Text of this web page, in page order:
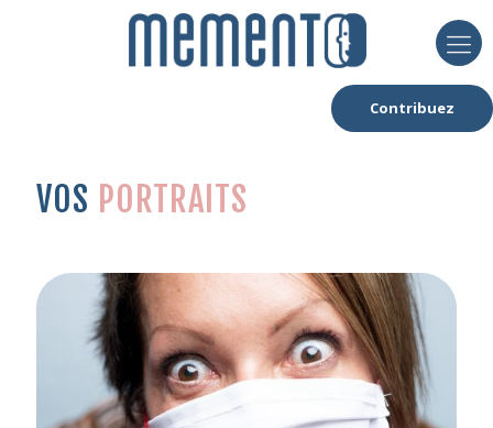
Contribuez
VOS PORTRAITS